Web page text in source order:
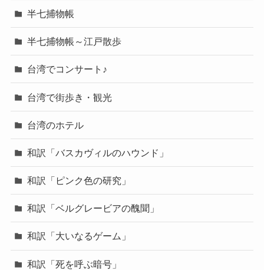
半七捕物帳
半七捕物帳～江戸散歩
台湾でコンサート♪
台湾で街歩き・観光
台湾のホテル
和訳「バスカヴィルのハウンド」
和訳「ピンク色の研究」
和訳「ベルグレービアの醜聞」
和訳「大いなるゲーム」
和訳「死を呼ぶ暗号」